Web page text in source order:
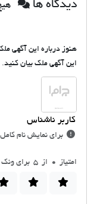
دیدگاه ها
هنوز درباره این آگهی
این آگهی ملک بیان کنید.
برای نمایش نام
امتیاز 0 از 5 برای ونک ملاصدرا دفترکار